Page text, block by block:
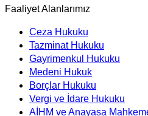
Faaliyet Alanlarımız
Ceza Hukuku
Tazminat Hukuku
Gayrimenkul Hukuku
Medeni Hukuk
Borçlar Hukuku
Vergi ve İdare Hukuku
AİHM ve Anayasa